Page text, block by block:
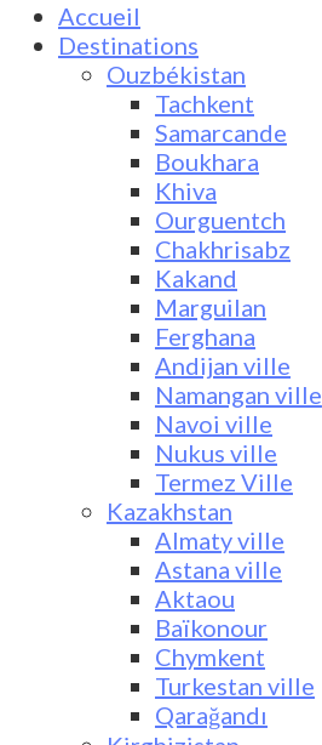
Accueil
Destinations
Ouzbékistan
Tachkent
Samarcande
Boukhara
Khiva
Ourguentch
Chakhrisabz
Kakand
Marguilan
Ferghana
Andijan ville
Namangan ville
Navoi ville
Nukus ville
Termez Ville
Kazakhstan
Almaty ville
Astana ville
Aktaou
Baïkonour
Chymkent
Turkestan ville
Qarağandı